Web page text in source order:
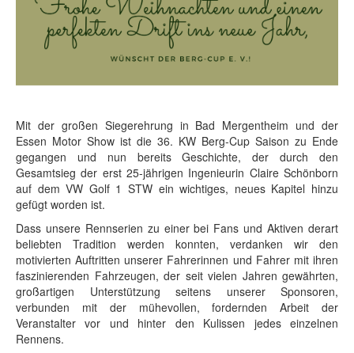
Mit der großen Siegerehrung in Bad Mergentheim und der
Essen Motor Show ist die 36. KW Berg-Cup Saison zu Ende
gegangen und nun bereits Geschichte, der durch den
Gesamtsieg der erst 25-jährigen Ingenieurin Claire Schönborn
auf dem VW Golf 1 STW ein wichtiges, neues Kapitel hinzu
gefügt worden ist.
Dass unsere Rennserien zu einer bei Fans und Aktiven derart
beliebten Tradition werden konnten, verdanken wir den
motivierten Auftritten unserer Fahrerinnen und Fahrer mit ihren
faszinierenden Fahrzeugen, der seit vielen Jahren gewährten,
großartigen Unterstützung seitens unserer Sponsoren,
verbunden mit der mühevollen, fordernden Arbeit der
Veranstalter vor und hinter den Kulissen jedes einzelnen
Rennens.